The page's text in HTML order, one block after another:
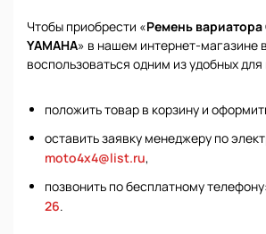
Чтобы приобрести «Ремень
YAMAHA» в нашем интернет-магазине
воспользоваться одним из удобных
положить товар в корзину и
оставить заявку менеджеру по
moto4x4@list.ru,
позвонить по бесплатному телефону:
26.